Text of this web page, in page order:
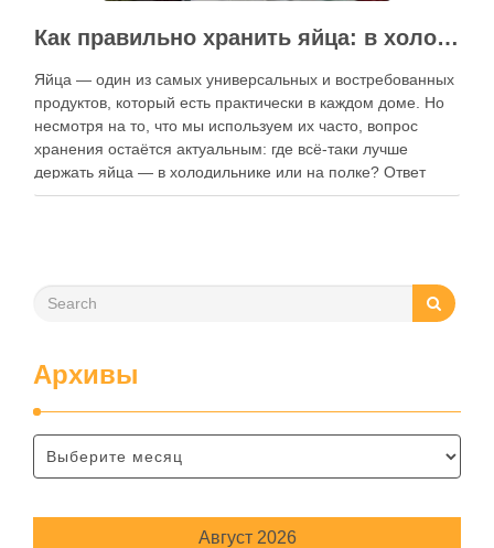
Как правильно хранить яйца: в холодильнике или на полке?
Яйца — один из самых универсальных и востребованных
продуктов, который есть практически в каждом доме. Но
несмотря на то, что мы используем их часто, вопрос
хранения остаётся актуальным: где всё-таки лучше
держать яйца — в холодильнике или на полке? Ответ
зависит от нескольких факторов, включая температуру
Архивы
Август 2026